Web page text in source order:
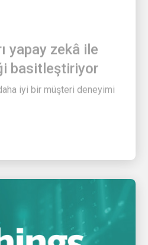
yapay zekâ ile
basitleştiriyor
iyi bir müşteri deneyimi